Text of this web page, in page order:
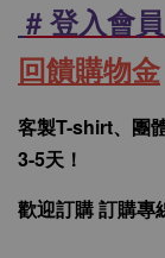
# 登入會員
回饋購物金
客製T-shirt、團
3-5天！
歡迎訂購 訂購專